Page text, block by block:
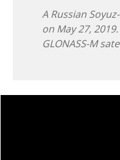
A Russian
on May 27,
GLONASS-M